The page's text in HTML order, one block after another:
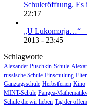
Schuleröffnung. Es
22:17
„U Lukomorja…“ –
2013 - 23:45
Schlagworte
Alexander-Puschkin-Schule
russische Schule Einschulung
Ganztagsschule Herbstferien Kino
MINT-Schule Pangea-
Schule die wir lieben Tag der